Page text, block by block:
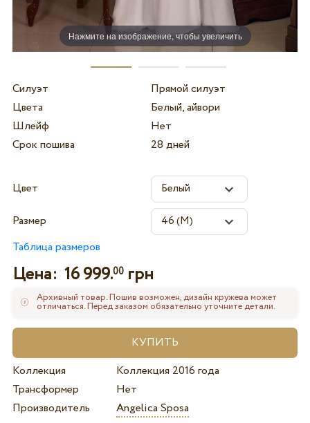
Нажмите на изображение, чтобы увеличить
Силуэт
Прямой силуэт
Цвета
Белый, айвори
Шлейф
Нет
Срок пошива
28 дней
Цвет
Размер
Таблица размеров
Цена: 16 999.00грн
Архивный товар. Пошив возможен, дизайн кружева может
отличаться. Перед заказом обязательно уточните детали.
Коллекция
Коллекция 2016 года
Трансформер
Нет
Производитель
Angelica Sposa